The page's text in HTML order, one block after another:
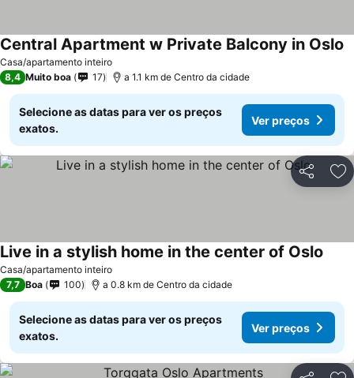
Casa/apartamento inteiro
Central Apartment w Private Balcony in Oslo
8,4 Muito boa 17 a 1.1 km de Centro da cidade
Selecione as datas para ver os preços
exatos.
Ver preços
Partilhar
Casa/apartamento inteiro
Live in a stylish home in the center of Oslo
7,7 Boa 100 a 0.8 km de Centro da cidade
Selecione as datas para ver os preços
exatos.
Ver preços